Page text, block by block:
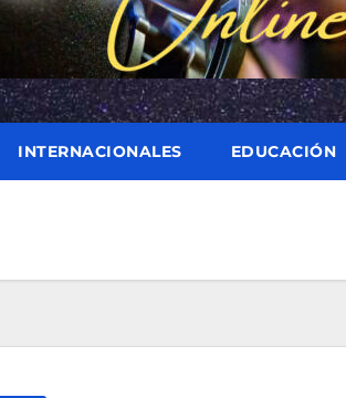
INTERNACIONALES EDUCACIÓN